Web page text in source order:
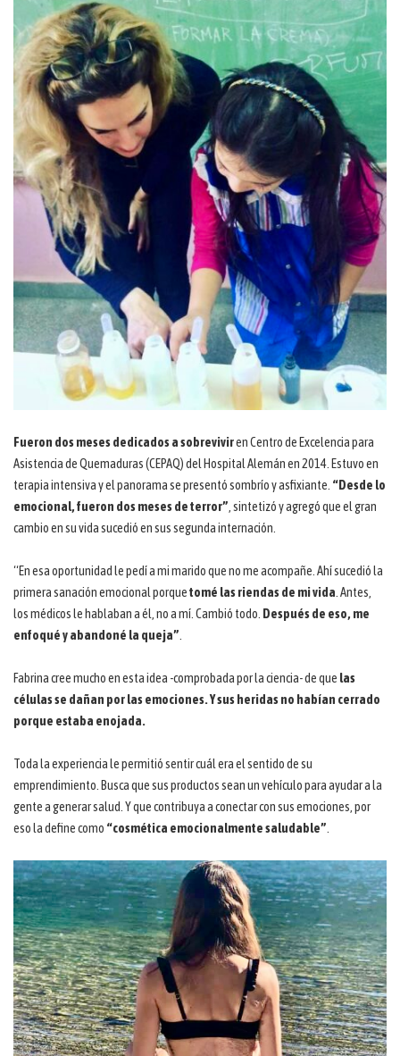
Fueron dos meses dedicados a sobreviviren Centro de Excelencia para
Asistencia de Quemaduras (CEPAQ) del Hospital Alemán en 2014. Estuvo en
terapia intensiva y el panorama se presentó sombrío y asfixiante. “Desde lo
emocional, fueron dos meses de terror” , sintetizó y agregó que el gran
cambio en su vida sucedió en sus segunda internación.
“En esa oportunidad le pedí a mi marido que no me acompañe. Ahí sucedió la
primera sanación emocional porquetomé las riendas de mi vida . Antes,
los médicos le hablaban a él, no a mí. Cambió todo. Después de eso, me
enfoqué y abandoné la queja”
Fabrina cree mucho en esta idea -comprobada por la ciencia- de que las
células se dañan por las emociones. Y sus heridas no habían cerrado
porque estaba enojada.
Toda la experiencia le permitió sentir cuál era el sentido de su
emprendimiento. Busca que sus productos sean un vehículo para ayudar a la
gente a generar salud. Y que contribuya a conectar con sus emociones, por
eso la define como “cosmética emocionalmente saludable”